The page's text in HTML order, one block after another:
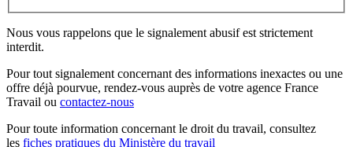
Nous vous rappelons que le signalement abusif est strictement
interdit.
Pour tout signalement concernant des informations inexactes ou une
offre déjà pourvue, rendez-vous auprès de votre agence France
Travail ou contactez-nous
Pour toute information concernant le droit du travail, consultez
les fiches pratiques du Ministère du travail